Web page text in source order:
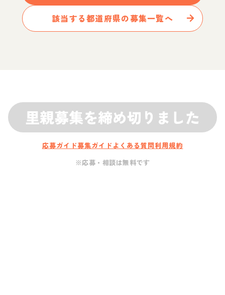
該当する都道府県の募集一覧へ
里親募集を締め切りました
応募ガイド募集ガイド よくある質問利用規約
※応募・相談は無料です